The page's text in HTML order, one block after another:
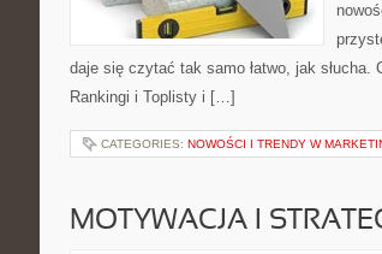
daje się czytać tak samo łatwo, jak
Rankingi i Toplisty i […]
CATEGORIES: NOWOŚCI I TRENDY W
MOTYWACJA I